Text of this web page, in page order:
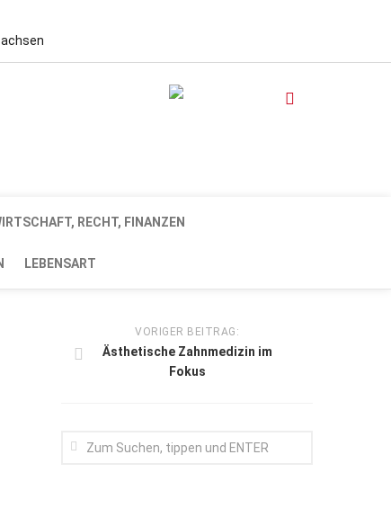
RECHT, FINANZEN
LEBENSART
VORIGER BEITRAG:
Ästhetische Zahnmedizin im
Fokus